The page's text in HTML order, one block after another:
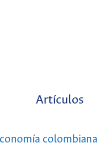
Artículos
colombiana